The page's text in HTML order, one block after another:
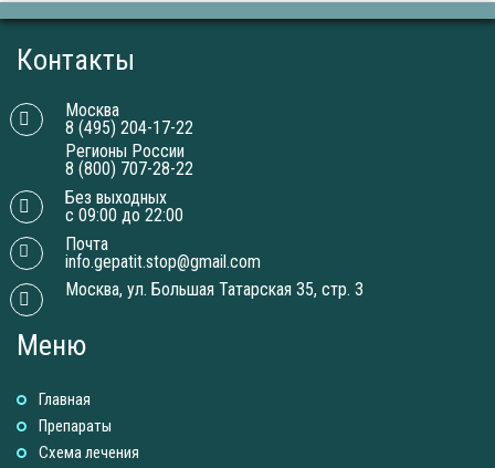
Контакты
Москва
8 (495) 204-17-22
Регионы России
8 (800) 707-28-22
Без выходных
с 09:00 до 22:00
Почта
info.gepatit.stop@gmail.com
Москва, ул. Большая Татарская 35, стр. 3
Меню
Главная
Препараты
Схема лечения